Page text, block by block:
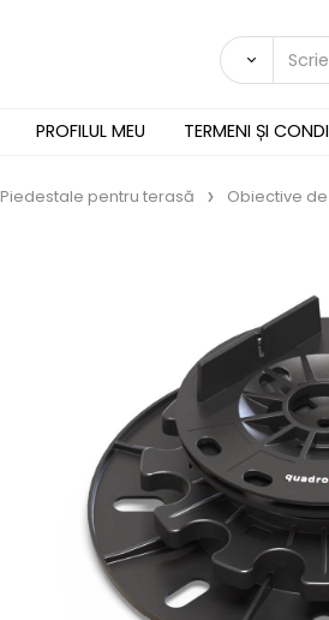
PROFILUL MEU TERMENI ȘI
Piedestale pentru terasă Obiective